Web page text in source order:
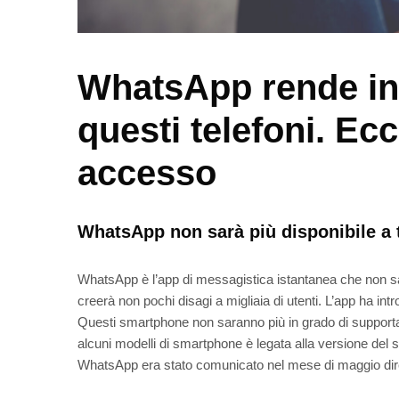
WhatsApp rende
questi telefoni.
accesso
WhatsApp non sarà più disponibile
WhatsApp è l’app di messagistica istantanea che non
creerà non pochi disagi a migliaia di utenti. L’app ha
Questi smartphone non saranno più in grado di
alcuni modelli di smartphone è legata alla versione del
WhatsApp era stato comunicato nel mese di maggio